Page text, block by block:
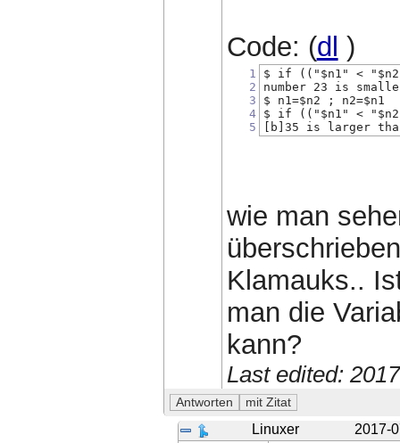
Code: (dl )
1
2
3
4
5
$ if (("$n1" <
number 23 is
$ n1=$n2 ; n2=$n1
$ if (("$n1" <
[b]35 is larger
wie man
Klamauks..
man die
kann?
Last edited:
Linuxer 2017-